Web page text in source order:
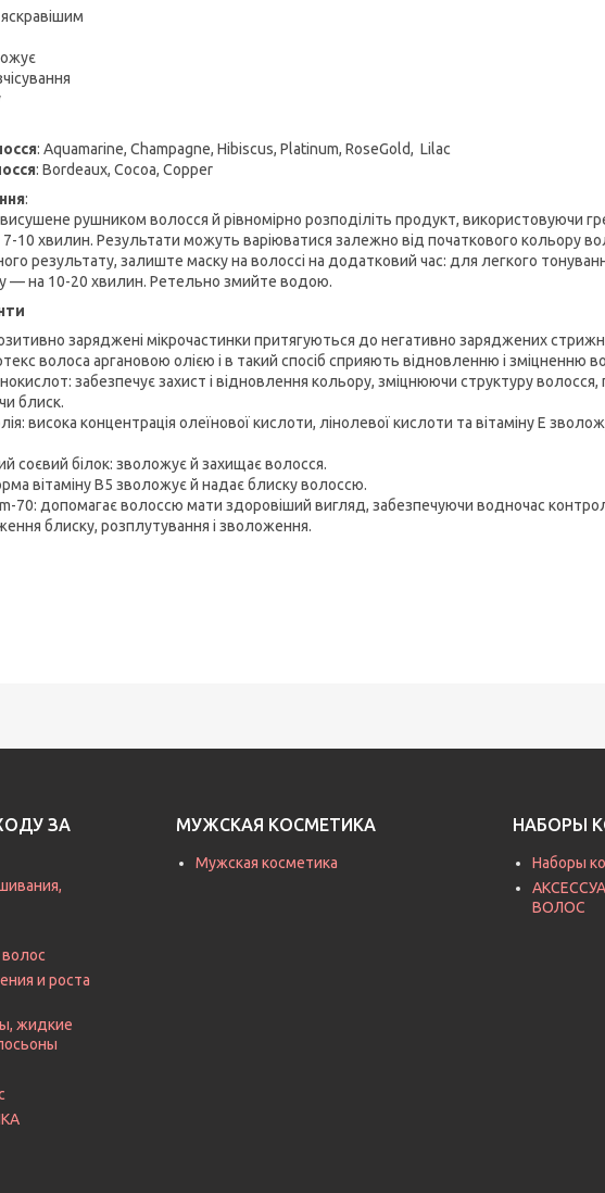
: Aquamarine, Champagne, Hibiscus, Platinum, RoseGold, Lilac
: Bordeaux, Cocoa, Copper
:
рушником волосся й рівномірно розподіліть продукт, використовуючи
10 хвилин. Результати можуть варіюватися залежно від початкового кольору
результату, залиште маску на волоссі на додатковий час: для легкого
— на 10-20 хвилин. Ретельно змийте водою.
заряджені мікрочастинки притягуються до негативно заряджених
волоса аргановою олією і в такий спосіб сприяють відновленню і зміцненню
забезпечує захист і відновлення кольору, зміцнюючи структуру
блиск.
висока концентрація олеїнової кислоти, лінолевої кислоти та вітаміну Е
соєвий білок: зволожує й захищає волосся.
вітаміну В5 зволожує й надає блиску волоссю.
70: допомагає волоссю мати здоровіший вигляд, забезпечуючи водночас
блиску, розплутування і зволоження.
ЗА
и роста
жидкие
МУЖСКАЯ КОСМЕТИКА
Мужская косметика
НАБОРЫ
Наборы
ВОЛОС